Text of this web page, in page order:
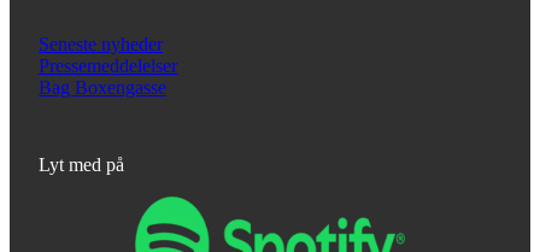
Seneste nyheder
Pressemeddelelser
Bag Boxengasse
Lyt med på